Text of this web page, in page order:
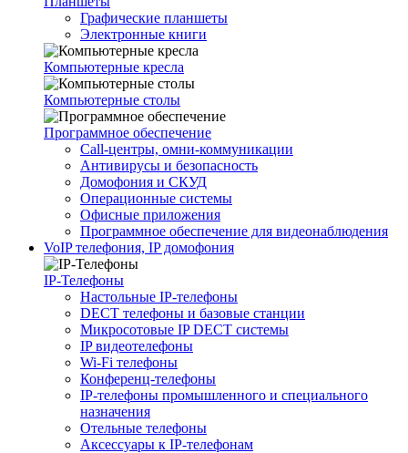
Графические планшеты
Электронные книги
Компьютерные кресла
Компьютерные столы
Программное обеспечение
Call-центры, омни-коммуникации
Антивирусы и безопасность
Домофония и СКУД
Операционные системы
Офисные приложения
Программное обеспечение для видеонаблюдения
VoIP телефония, IP домофония
IP-Телефоны
Настольные IP-телефоны
DECT телефоны и базовые станции
Микросотовые IP DECT системы
IP видеотелефоны
Wi-Fi телефоны
Конференц-телефоны
IP-телефоны промышленного и специального
назначения
Отельные телефоны
Аксессуары к IP-телефонам